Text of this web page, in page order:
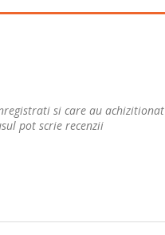
si care au achizitionat
pot scrie recenzii